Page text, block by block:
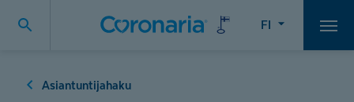
FI
Asiantuntijahaku